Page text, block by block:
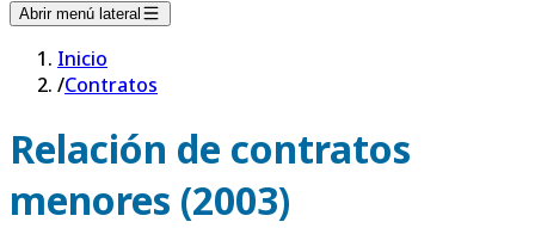
Abrir menú lateral
Inicio
/Contratos
Relación de contratos
menores (2003)